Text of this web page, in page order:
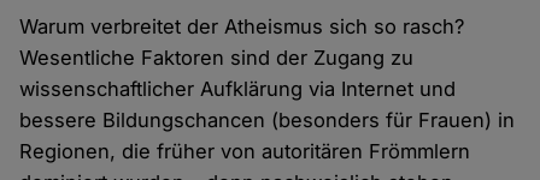
Warum verbreitet der Atheismus sich so rasch?
Wesentliche Faktoren sind der Zugang zu
wissenschaftlicher Aufklärung via Internet und
bessere Bildungschancen (besonders für Frauen) in
Regionen, die früher von autoritären Frömmlern